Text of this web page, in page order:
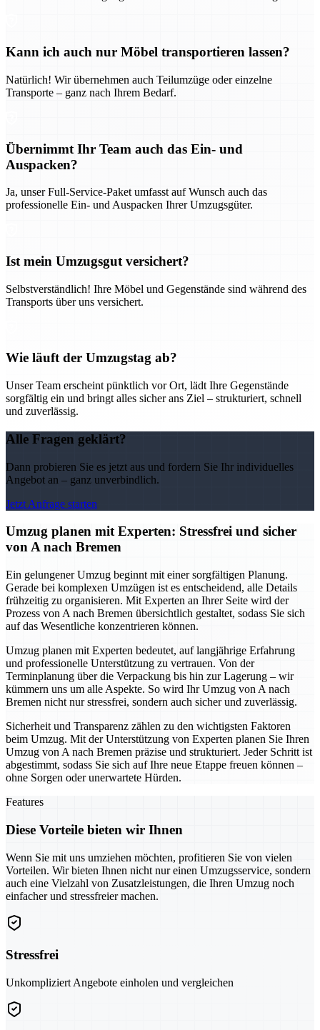
Kann ich auch nur Möbel transportieren lassen?
Natürlich! Wir übernehmen auch Teilumzüge oder einzelne
Transporte – ganz nach Ihrem Bedarf.
Übernimmt Ihr Team auch das Ein- und
Auspacken?
Ja, unser Full-Service-Paket umfasst auf Wunsch auch das
professionelle Ein- und Auspacken Ihrer Umzugsgüter.
Ist mein Umzugsgut versichert?
Selbstverständlich! Ihre Möbel und Gegenstände sind während des
Transports über uns versichert.
Wie läuft der Umzugstag ab?
Unser Team erscheint pünktlich vor Ort, lädt Ihre Gegenstände
sorgfältig ein und bringt alles sicher ans Ziel – strukturiert, schnell
und zuverlässig.
Alle Fragen geklärt?
Dann probieren Sie es jetzt aus und fordern Sie Ihr individuelles
Angebot an – ganz unverbindlich.
Jetzt Anfrage starten
Umzug planen mit Experten: Stressfrei und sicher
von A nach Bremen
Ein gelungener Umzug beginnt mit einer sorgfältigen Planung.
Gerade bei komplexen Umzügen ist es entscheidend, alle Details
frühzeitig zu organisieren. Mit Experten an Ihrer Seite wird der
Prozess von A nach Bremen übersichtlich gestaltet, sodass Sie sich
auf das Wesentliche konzentrieren können.
Umzug planen mit Experten bedeutet, auf langjährige Erfahrung
und professionelle Unterstützung zu vertrauen. Von der
Terminplanung über die Verpackung bis hin zur Lagerung – wir
kümmern uns um alle Aspekte. So wird Ihr Umzug von A nach
Bremen nicht nur stressfrei, sondern auch sicher und zuverlässig.
Sicherheit und Transparenz zählen zu den wichtigsten Faktoren
beim Umzug. Mit der Unterstützung von Experten planen Sie Ihren
Umzug von A nach Bremen präzise und strukturiert. Jeder Schritt ist
abgestimmt, sodass Sie sich auf Ihre neue Etappe freuen können –
ohne Sorgen oder unerwartete Hürden.
Features
Diese Vorteile bieten wir Ihnen
Wenn Sie mit uns umziehen möchten, profitieren Sie von vielen
Vorteilen. Wir bieten Ihnen nicht nur einen Umzugsservice, sondern
auch eine Vielzahl von Zusatzleistungen, die Ihren Umzug noch
einfacher und stressfreier machen.
Stressfrei
Unkompliziert Angebote einholen und vergleichen